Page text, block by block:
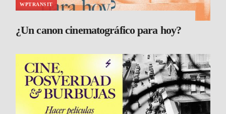
WPTRANSIT
¿Un canon cinematográfico para hoy?